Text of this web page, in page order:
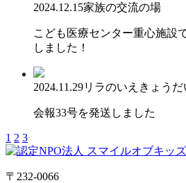
2024.12.15家族の交流の場
こども医療センター重心施設
しました！
2024.11.29リラのいえ きょう
会報33号を発送しました
1 2 3
〒232-0066